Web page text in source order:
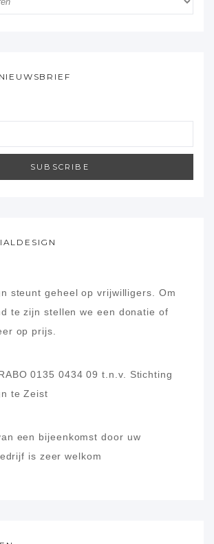
SUBSCRIBE
steunt geheel op vrijwilligers. Om
te zijn stellen we een donatie of
op prijs.
0135 0434 09 t.n.v. Stichting
te Zeist
een bijeenkomst door uw
is zeer welkom